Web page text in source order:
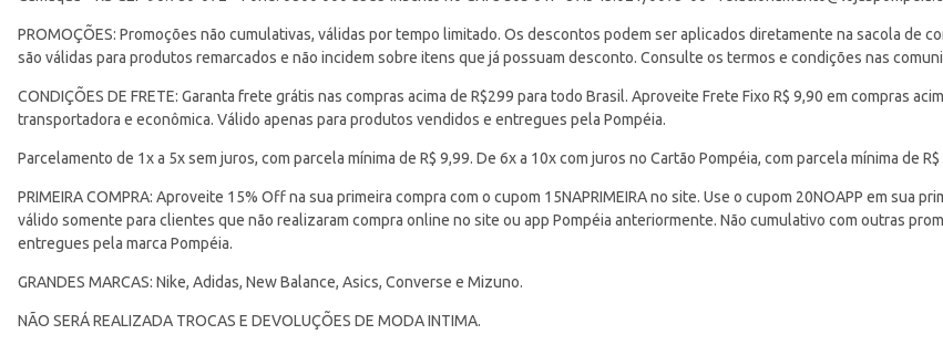
PROMOÇÕES: Promoções não cumulativas, válidas por tempo limitado. Os descontos podem ser aplicados diretamente na sacola de
são válidas para produtos remarcados e não incidem sobre itens que já possuam desconto. Consulte os termos e condições nas
CONDIÇÕES DE FRETE: Garanta frete grátis nas compras acima de R$299 para todo Brasil. Aproveite Frete Fixo R$ 9,90 em compras
transportadora e econômica. Válido apenas para produtos vendidos e entregues pela Pompéia.
Parcelamento de 1x a 5x sem juros, com parcela mínima de R$ 9,99. De 6x a 10x com juros no Cartão Pompéia, com parcela mínima de R$
PRIMEIRA COMPRA: Aproveite 15% Off na sua primeira compra com o cupom 15NAPRIMEIRA no site. Use o cupom 20NOAPP em sua
válido somente para clientes que não realizaram compra online no site ou app Pompéia anteriormente. Não cumulativo com outras
entregues pela marca Pompéia.
GRANDES MARCAS: Nike, Adidas, New Balance, Asics, Converse e Mizuno.
NÃO SERÁ REALIZADA TROCAS E DEVOLUÇÕES DE MODA INTIMA.